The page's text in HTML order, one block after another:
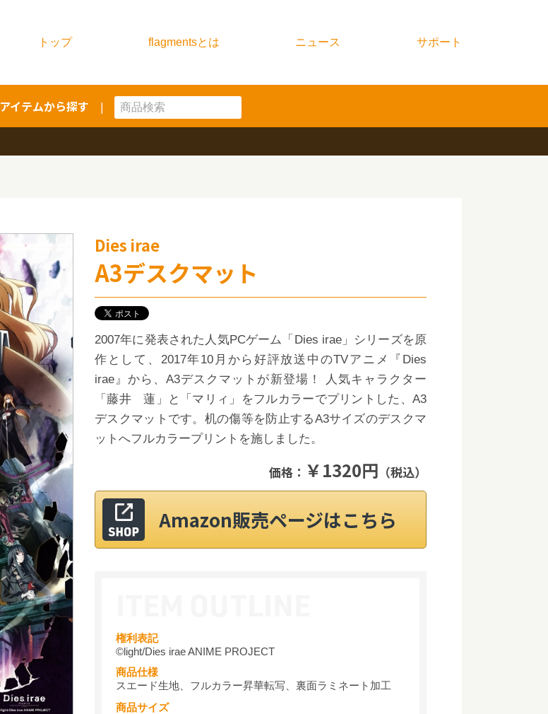
トップ flagmentsとは ニュース サポート
アイテムから探す
Dies irae
A3デスクマット
2007年に発表された人気PCゲーム「Dies irae」シリーズを原
作として、2017年10月から好評放送中のTVアニメ『Dies
irae』から、A3デスクマットが新登場！ 人気キャラクター
「藤井 蓮」と「マリィ」をフルカラーでプリントした、A3
デスクマットです。机の傷等を防止するA3サイズのデスクマ
ットへフルカラープリントを施しました。
価格： ￥1320円 （税込）
Amazon販売ページはこちら
権利表記
©light/Dies irae ANIME PROJECT
商品仕様
スエード生地、フルカラー昇華転写、裏面ラミネート加工
商品サイズ